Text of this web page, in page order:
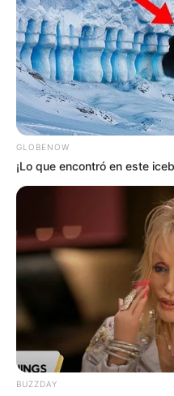
Simón Bolívar -
Simón Bolívar -
Teusaquillo
Simón Bolívar -
Simón Bolívar -
Campincito.
Estadio El Campín -
Localidad de Los
Calle 26 El
Cementerio Distrital
Antonio Nariño
Villa Mayor
La Fragua.
Localidad de Puente
Ciudad Montes.
GLOBENOW
¡Lo que encontró en este
BUZZDAY